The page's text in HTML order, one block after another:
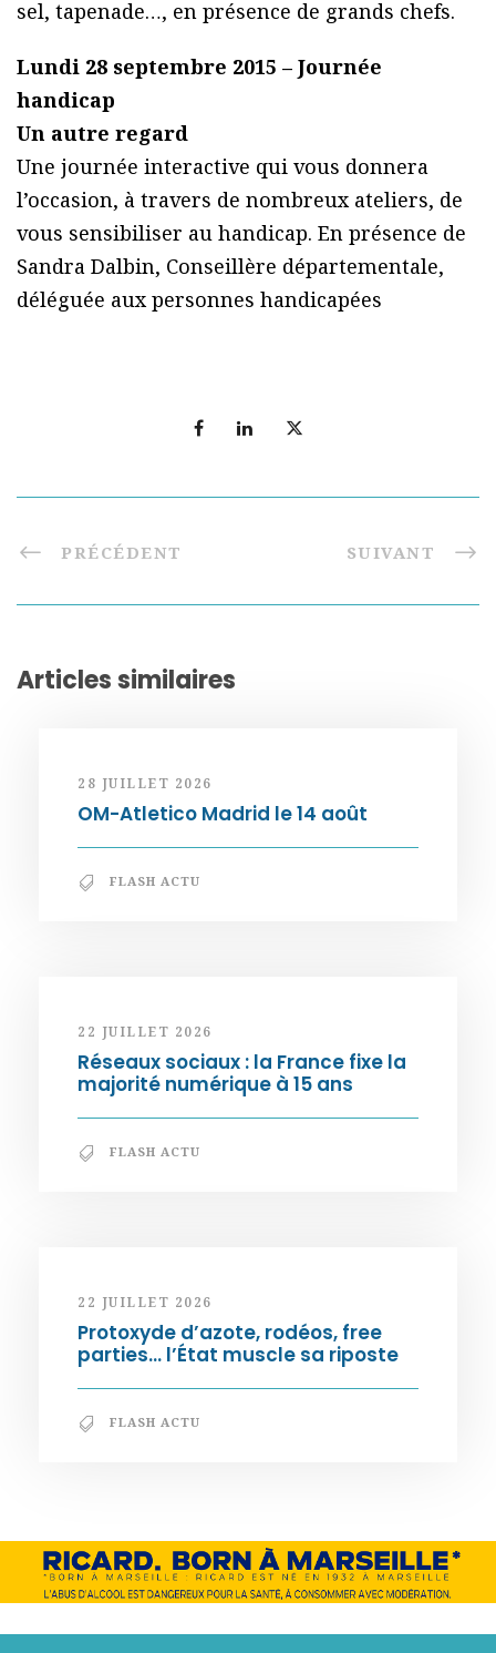
sel, tapenade…, en présence de grands chefs.
Lundi 28 septembre 2015 – Journée
handicap
Un autre regard
Une journée interactive qui vous donnera
l’occasion, à travers de nombreux ateliers, de
vous sensibiliser au handicap. En présence de
Sandra Dalbin, Conseillère départementale,
déléguée aux personnes handicapées
PRÉCÉDENT SUIVANT
Articles similaires
28 JUILLET 2026
OM-Atletico Madrid le 14 août
FLASH ACTU
22 JUILLET 2026
Réseaux sociaux : la France fixe la
majorité numérique à 15 ans
FLASH ACTU
22 JUILLET 2026
Protoxyde d’azote, rodéos, free
parties… l’État muscle sa riposte
FLASH ACTU